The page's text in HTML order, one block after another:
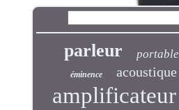
parleur portable
éminence acoustique
amplificateur